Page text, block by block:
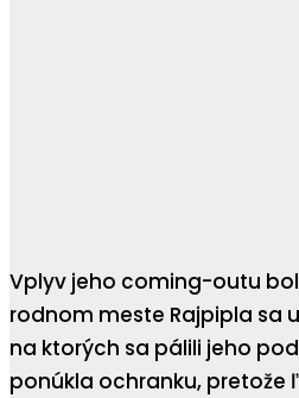
Vplyv jeho coming-outu
rodnom meste Rajpipla sa
na ktorých sa pálili jeho
ponúkla ochranku, pretože